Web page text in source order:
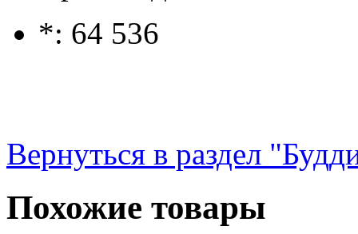
*: 64 536
Вернуться в раздел
Похожие товары